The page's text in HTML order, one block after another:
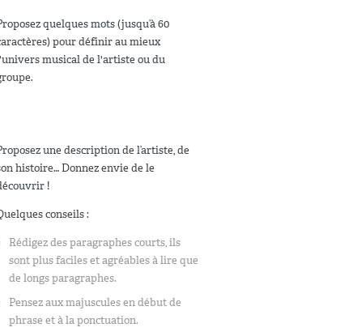
quelques mots (jusqu’à 60
pour définir au mieux
musical de l'artiste ou du
une description de l’artiste, de
histoire… Donnez envie de le
!
conseils :
Rédigez des paragraphes courts, ils
sont plus faciles et agréables à lire que
de longs paragraphes.
Pensez aux majuscules en début de
phrase et à la ponctuation.